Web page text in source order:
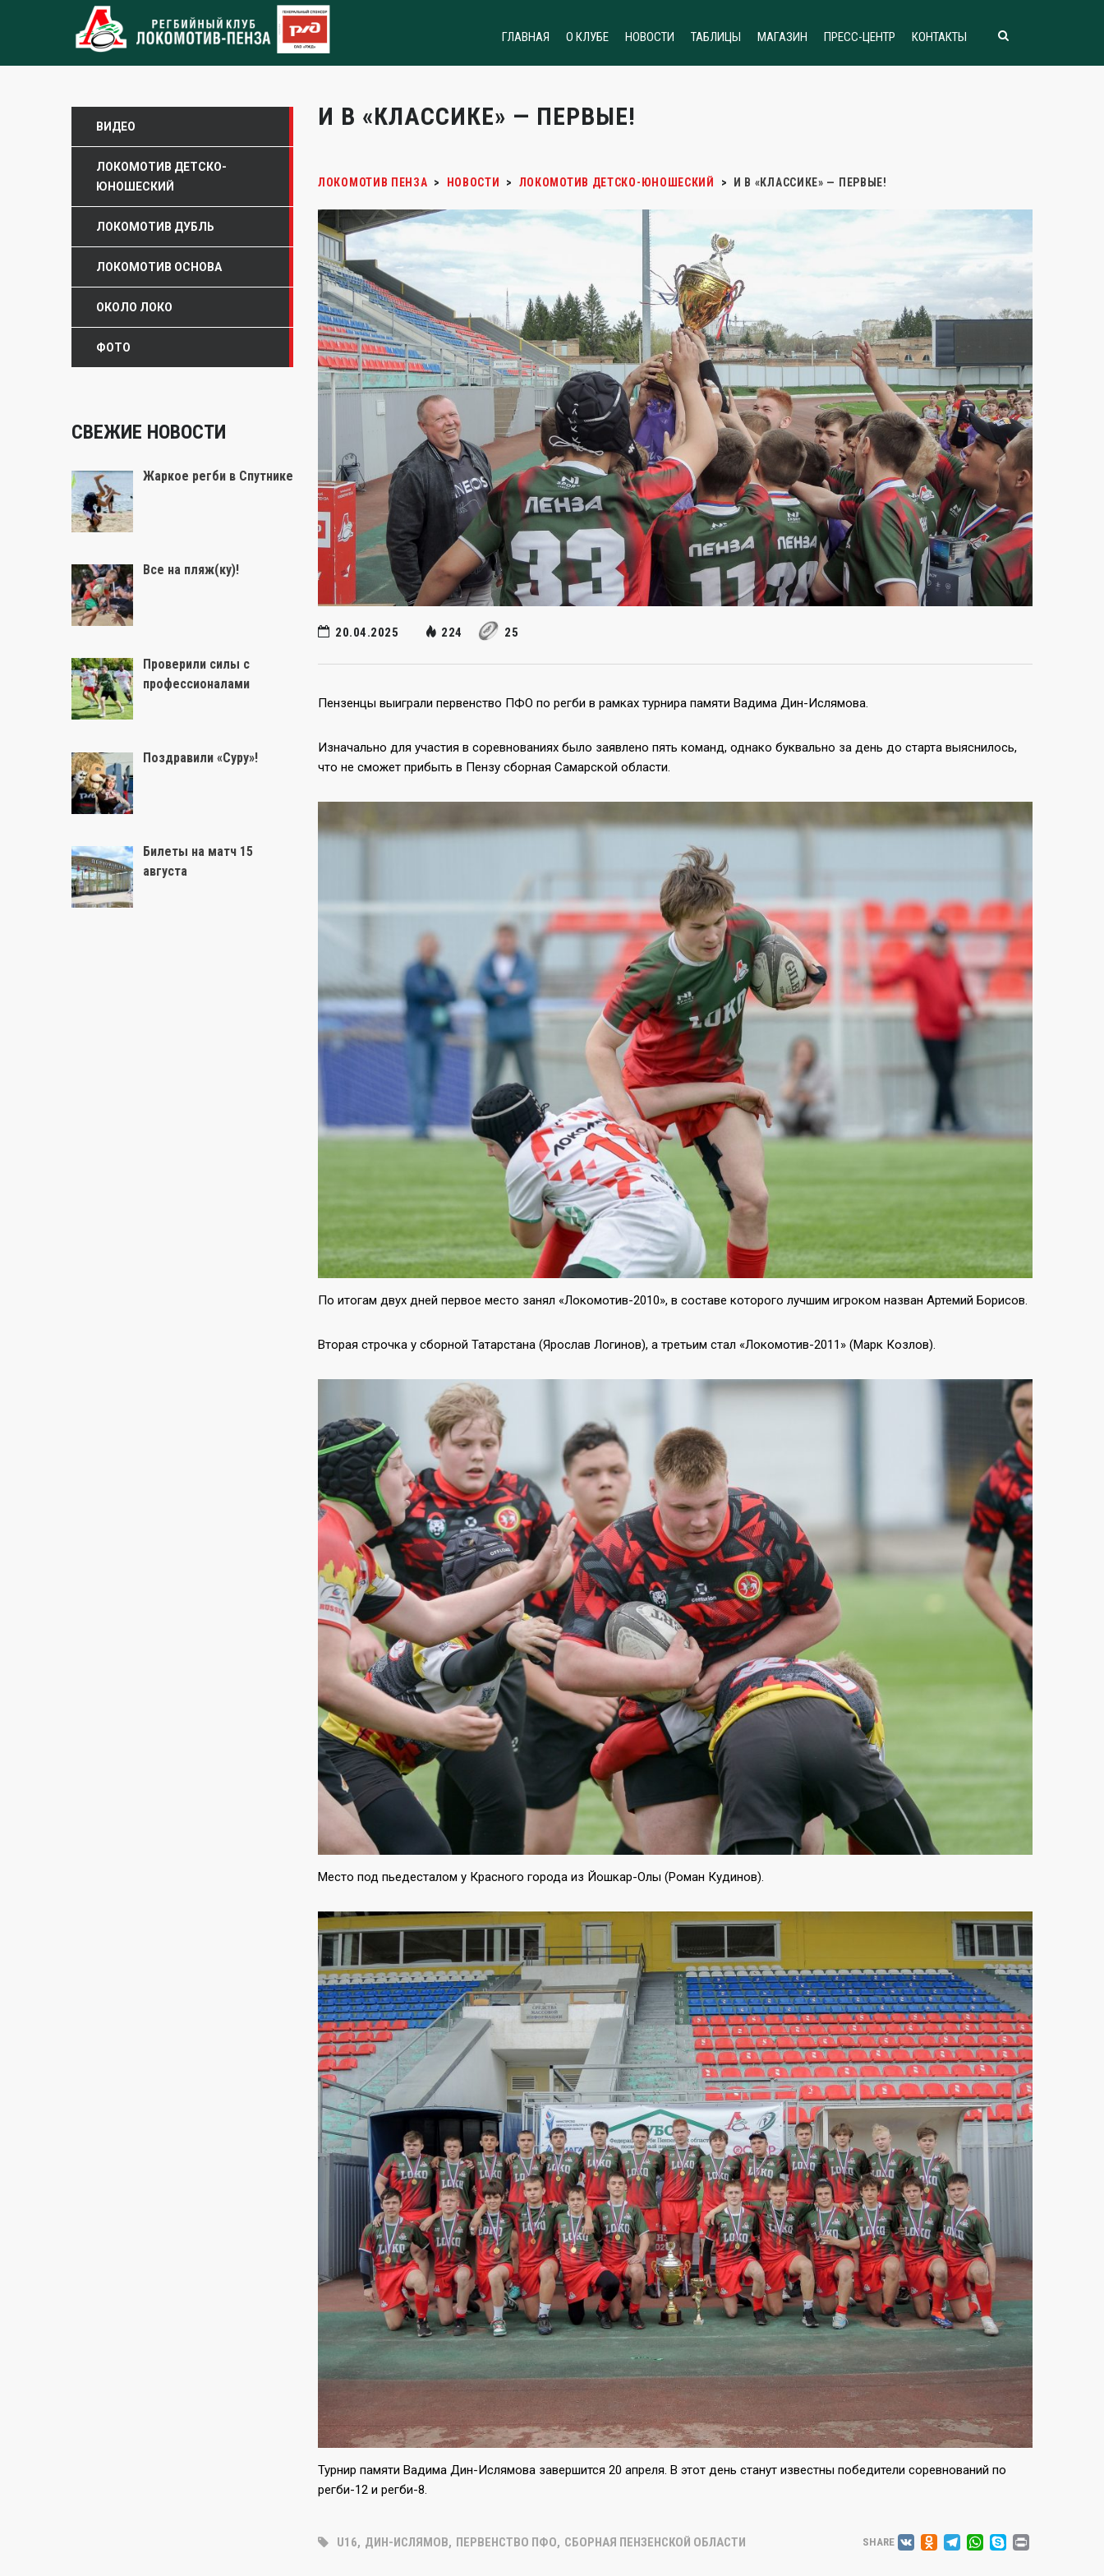
ГЛАВНАЯ О КЛУБЕ НОВОСТИ ТАБЛИЦЫ МАГАЗИН ПРЕСС-ЦЕНТР КОНТАКТЫ
И В «КЛАССИКЕ» — ПЕРВЫЕ!
ЛОКОМОТИВ ПЕНЗА > НОВОСТИ > ЛОКОМОТИВ ДЕТСКО-ЮНОШЕСКИЙ > И В «КЛАССИКЕ» — ПЕРВЫЕ!
20.04.2025 224 25
Пензенцы выиграли первенство ПФО по регби в рамках турнира памяти Вадима Дин-Ислямова.
Изначально для участия в соревнованиях было заявлено пять команд, однако буквально за день до старта выяснилось,
что не сможет прибыть в Пензу сборная Самарской области.
По итогам двух дней первое место занял «Локомотив-2010», в составе которого лучшим игроком назван Артемий Борисов.
Вторая строчка у сборной Татарстана (Ярослав Логинов), а третьим стал «Локомотив-2011» (Марк Козлов).
Место под пьедесталом у Красного города из Йошкар-Олы (Роман Кудинов).
Турнир памяти Вадима Дин-Ислямова завершится 20 апреля. В этот день станут известны победители соревнований по
регби-12 и регби-8.
U16, ДИН-ИСЛЯМОВ, ПЕРВЕНСТВО ПФО, СБОРНАЯ ПЕНЗЕНСКОЙ ОБЛАСТИ SHARE VK TELEGRAM
SKYPE
ВИДЕО
ЛОКОМОТИВ ДЕТСКО-
ЮНОШЕСКИЙ
ЛОКОМОТИВ ДУБЛЬ
ЛОКОМОТИВ ОСНОВА
ОКОЛО ЛОКО
ФОТО
СВЕЖИЕ НОВОСТИ
Жаркое регби в Спутнике
Все на пляж(ку)!
Проверили силы с
профессионалами
Поздравили «Суру»!
Билеты на матч 15
августа